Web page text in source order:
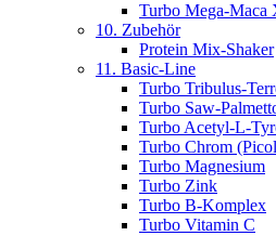
Turbo Mega-Maca
10. Zubehör
Protein Mix-Shaker
11. Basic-Line
Turbo Tribulus-
Turbo Saw-
Turbo Acetyl-L-
Turbo Chrom
Turbo Magnesium
Turbo Zink
Turbo B-Komplex
Turbo Vitamin C